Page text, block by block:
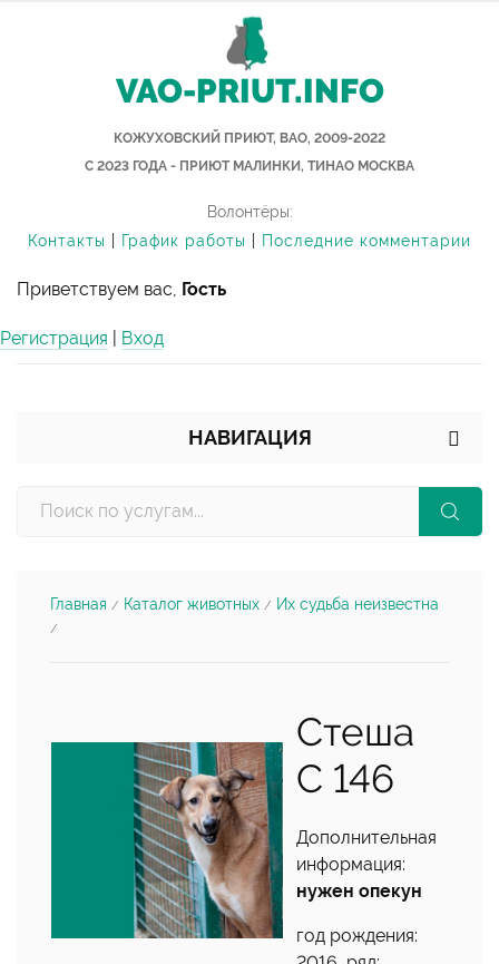
VAO-PRIUT.INFO
КОЖУХОВСКИЙ ПРИЮТ, ВАО, 2009-2022
С 2023 ГОДА - ПРИЮТ МАЛИНКИ, ТИНАО МОСКВА
Волонтёры:
Контакты
График работы Последние комментарии
Приветствуем вас, Гость
Регистрация Вход
НАВИГАЦИЯ
Главная / Каталог животных / Их судьба неизвестна
/
Стеша
С 146
Дополнительная
информация:
нужен опекун
год рождения: